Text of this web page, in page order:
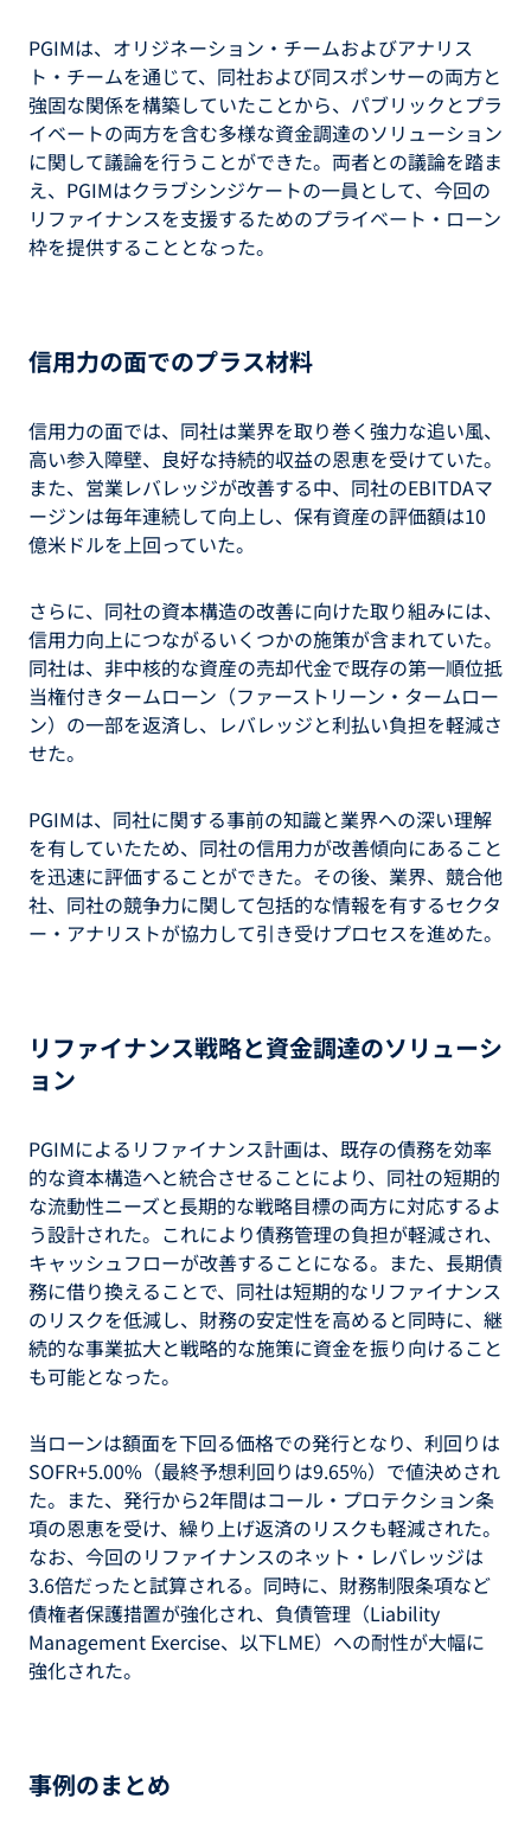
PGIMは、オリジネーション・チームおよびアナリス
ト・チームを通じて、同社および同スポンサーの両方と
強固な関係を構築していたことから、パブリックとプラ
イベートの両方を含む多様な資金調達のソリューション
に関して議論を行うことができた。両者との議論を踏ま
え、PGIMはクラブシンジケートの一員として、今回の
リファイナンスを支援するためのプライベート・ローン
枠を提供することとなった。
信用力の面でのプラス材料
信用力の面では、同社は業界を取り巻く強力な追い風、
高い参入障壁、良好な持続的収益の恩恵を受けていた。
また、営業レバレッジが改善する中、同社のEBITDAマ
ージンは毎年連続して向上し、保有資産の評価額は10
億米ドルを上回っていた。
さらに、同社の資本構造の改善に向けた取り組みには、
信用力向上につながるいくつかの施策が含まれていた。
同社は、非中核的な資産の売却代金で既存の第一順位抵
当権付きタームローン（ファーストリーン・タームロー
ン）の一部を返済し、レバレッジと利払い負担を軽減さ
せた。
PGIMは、同社に関する事前の知識と業界への深い理解
を有していたため、同社の信用力が改善傾向にあること
を迅速に評価することができた。その後、業界、競合他
社、同社の競争力に関して包括的な情報を有するセクタ
ー・アナリストが協力して引き受けプロセスを進めた。
リファイナンス戦略と資金調達のソリューシ
ョン
PGIMによるリファイナンス計画は、既存の債務を効率
的な資本構造へと統合させることにより、同社の短期的
な流動性ニーズと長期的な戦略目標の両方に対応するよ
う設計された。これにより債務管理の負担が軽減され、
キャッシュフローが改善することになる。また、長期債
務に借り換えることで、同社は短期的なリファイナンス
のリスクを低減し、財務の安定性を高めると同時に、継
続的な事業拡大と戦略的な施策に資金を振り向けること
も可能となった。
当ローンは額面を下回る価格での発行となり、利回りは
SOFR+5.00%（最終予想利回りは9.65%）で値決めされ
た。また、発行から2年間はコール・プロテクション条
項の恩恵を受け、繰り上げ返済のリスクも軽減された。
なお、今回のリファイナンスのネット・レバレッジは
3.6倍だったと試算される。同時に、財務制限条項など
債権者保護措置が強化され、負債管理（Liability
Management Exercise、以下LME）への耐性が大幅に
強化された。
事例のまとめ